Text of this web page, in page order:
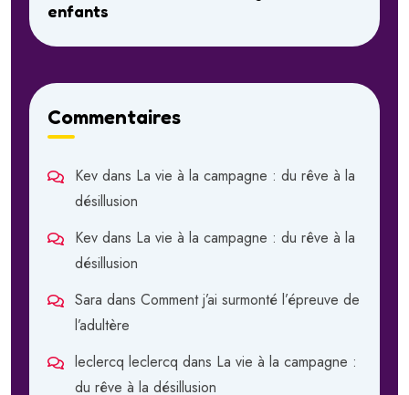
enfants
Commentaires
Kev dans La vie à la campagne : du rêve à la
désillusion
Kev dans La vie à la campagne : du rêve à la
désillusion
Sara dans Comment j’ai surmonté l’épreuve de
l’adultère
leclercq leclercq dans La vie à la campagne :
du rêve à la désillusion